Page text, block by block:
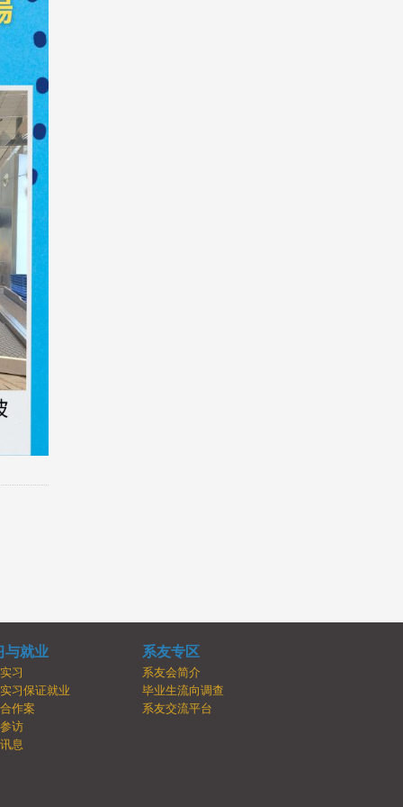
与就业
习
习保证就业
作案
访
息
系友专区
系友会简介
毕业生流向调查
系友交流平台